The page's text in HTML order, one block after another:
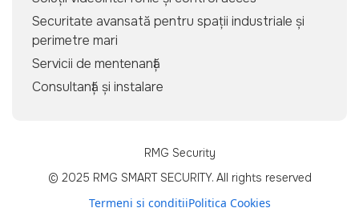
Securitate avansată pentru spații industriale și
perimetre mari
Servicii de mentenanță
Consultanță și instalare
RMG Security
© 2025 RMG SMART SECURITY. All rights reserved
Termeni si conditiiPolitica Cookies